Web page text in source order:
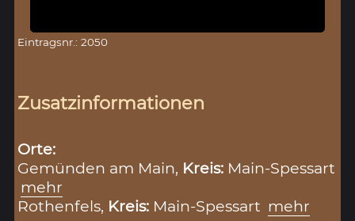
Eintragsnr.: 2050
Zusatzinformationen
Orte:
Gemünden am Main, Kreis: Main-Spessart
mehr
Rothenfels, Kreis: Main-Spessart mehr